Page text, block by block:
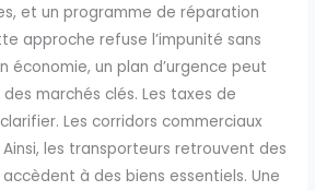
et un programme de réparation
approche refuse l’impunité sans
économie, un plan d’urgence peut
marchés clés. Les taxes de
Les corridors commerciaux
les transporteurs retrouvent des
à des biens essentiels. Une